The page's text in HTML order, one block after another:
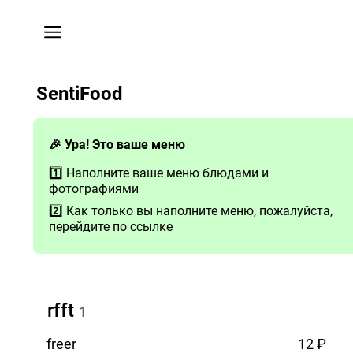
соглашение
+380508596211
Здесь
будут
контакты
заведения
Если
Вас
SentiFood
🎉 Ура! Это ваше меню
1️⃣ Наполните ваше меню блюдами и
фотографиями
2️⃣ Как только вы наполните меню, пожалуйста,
перейдите по ссылке
rfft 1
freer
12 ₽